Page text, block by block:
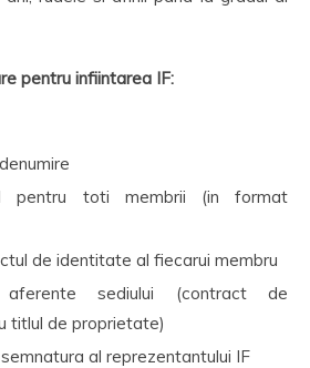
pentru infiintarea IF:
pentru toti membrii (in format
de identitate al fiecarui membru
aferente sediului (contract de
titlul de proprietate)
al reprezentantului IF